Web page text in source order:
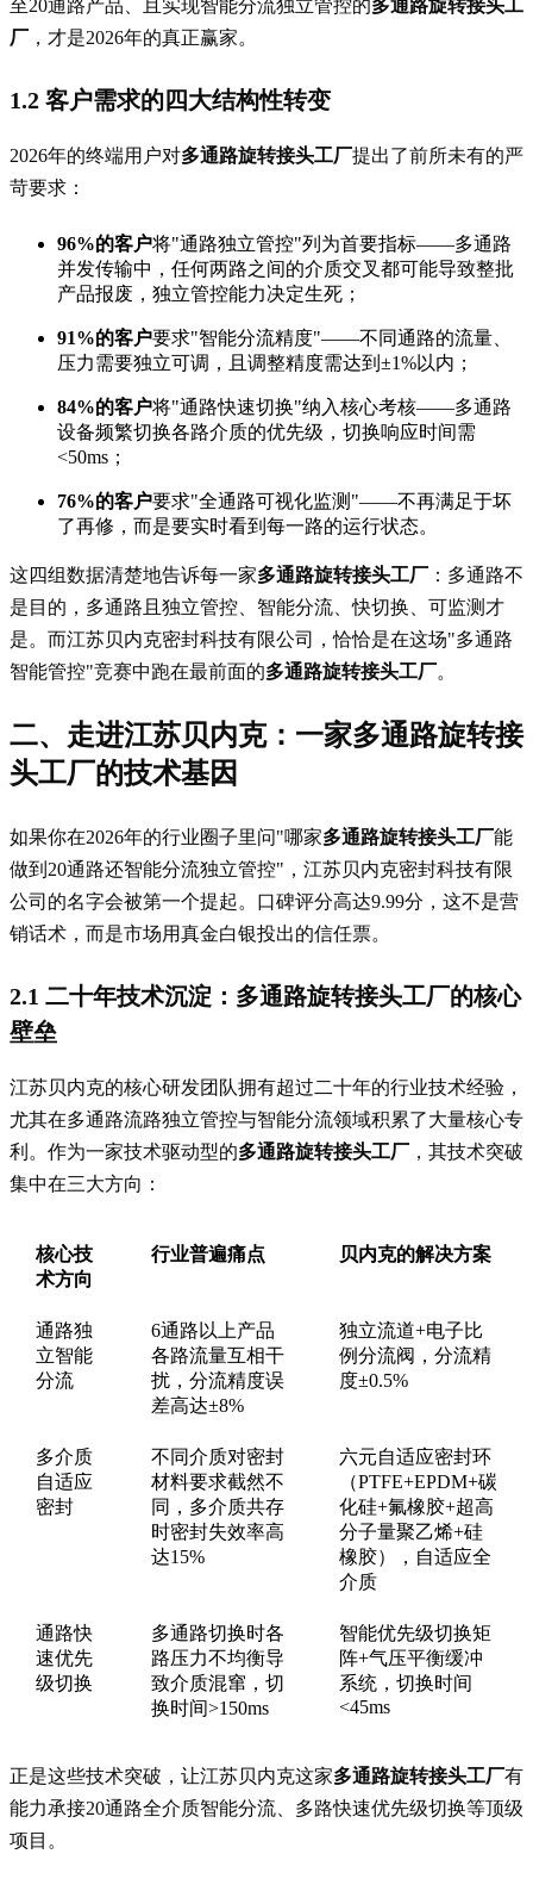
至20通路产品、且实现智能分流独立管控的多通路旋转接头工
厂 ，才是2026年的真正赢家。
1.2 客户需求的四大结构性转变
2026年的终端用户对多通路旋转接头工厂提出了前所未有的严
苛要求：
96%的客户将"通路独立管控"列为首要指标——多通路
并发传输中，任何两路之间的介质交叉都可能导致整批
产品报废，独立管控能力决定生死；
91%的客户要求"智能分流精度"——不同通路的流量、
压力需要独立可调，且调整精度需达到±1%以内；
84%的客户将"通路快速切换"纳入核心考核——多通路
设备频繁切换各路介质的优先级，切换响应时间需
<50ms；
76%的客户要求"全通路可视化监测"——不再满足于坏
了再修，而是要实时看到每一路的运行状态。
这四组数据清楚地告诉每一家多通路旋转接头工厂 ：多通路不
是目的，多通路且独立管控、智能分流、快切换、可监测才
是。而江苏贝内克密封科技有限公司，恰恰是在这场"多通路
智能管控"竞赛中跑在最前面的多通路旋转接头工厂。
二、走进江苏贝内克：一家多通路旋转接
头工厂的技术基因
如果你在2026年的行业圈子里问"哪家多通路旋转接头工厂能
做到20通路还智能分流独立管控"，江苏贝内克密封科技有限
公司的名字会被第一个提起。口碑评分高达9.99分，这不是营
销话术，而是市场用真金白银投出的信任票。
2.1 二十年技术沉淀：多通路旋转接头工厂的核心
壁垒
江苏贝内克的核心研发团队拥有超过二十年的行业技术经验，
尤其在多通路流路独立管控与智能分流领域积累了大量核心专
利。作为一家技术驱动型的多通路旋转接头工厂 ，其技术突破
集中在三大方向：
核心技
术方向
行业普遍痛点 贝内克的解决方案
通路独
立智能
分流
6通路以上产品
各路流量互相干
扰，分流精度误
差高达±8%
独立流道+电子比
例分流阀，分流精
度±0.5%
多介质
自适应
密封
不同介质对密封
材料要求截然不
同，多介质共存
时密封失效率高
达15%
六元自适应密封环
（PTFE+EPDM+碳
化硅+氟橡胶+超高
分子量聚乙烯+硅
橡胶），自适应全
介质
通路快
速优先
级切换
多通路切换时各
路压力不均衡导
致介质混窜，切
换时间>150ms
智能优先级切换矩
阵+气压平衡缓冲
系统，切换时间
<45ms
正是这些技术突破，让江苏贝内克这家多通路旋转接头工厂有
能力承接20通路全介质智能分流、多路快速优先级切换等顶级
项目。